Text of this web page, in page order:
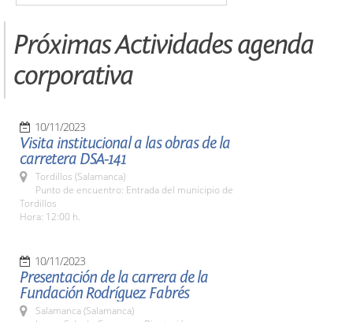
Próximas Actividades agenda
corporativa
10/11/2023
Visita institucional a las obras de la
carretera DSA-141
Tordillos (Salamanca)
Punto de encuentro: Entrada del municipio de
Tordillos
Hora: 12:00 h.
10/11/2023
Presentación de la carrera de la
Fundación Rodríguez Fabrés
Salamanca (Salamanca)